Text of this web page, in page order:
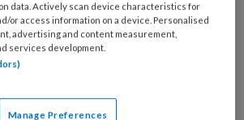
per week de
nieuwsbrief
zondag het
Kinderopvang
data. Actively scan device characteristics for
or access information on a device. Personalised
advertising and content measurement,
services development.
Manage Preferences